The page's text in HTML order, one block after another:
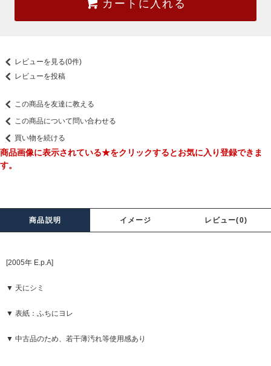
レビューを見る(0件)
レビューを投稿
この商品を友達に教える
この商品について問い合わせる
買い物を続ける
商品画像に表示されている★をクリックするとお気に入り登録できま
す。
商品説明 イメージ レビュー(0)
[2005年 E.p.A]
▼ 天にシミ
▼ 表紙：ふちにヨレ
▼ 中古品のため、若干薄汚れ等使用感あり